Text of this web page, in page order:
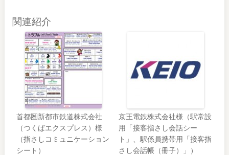
関連紹介
首都圏新都市鉄道株式会社
（つくばエクスプレス）様
（指さしコミュニケーション
シート）
京王電鉄株式会社様（駅常設
用「接客指さし会話シー
ト」、駅係員携帯用「接客指
さし会話帳（冊子）」）